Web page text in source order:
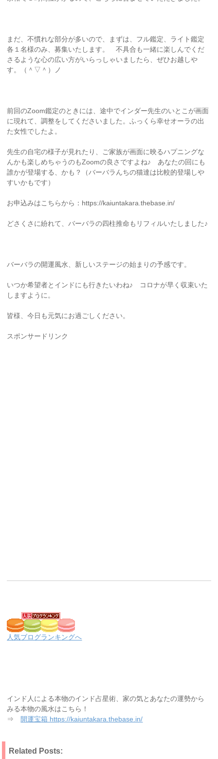
まだ、不慣れな部分が多いので、まずは、フル鑑定、ライト鑑定
各１名様のみ、募集いたします。 不具合も一緒に楽しんでくだ
さるような心の広い方がいらっしゃいましたら、ぜひお越しや
す。（＾▽＾）ノ
前回のZoom鑑定のときには、途中でインダー先生のいとこが画面
に現れて、調整をしてくださいました。ふっくら幸せオーラの出
た女性でしたよ。
先生の自宅の様子が見れたり、ご家族が画面に映るハプニングな
んかも楽しめちゃうのもZoomの良さですよね♪ あなたの回にも
誰かが登場する、かも？（バーバラんちの猫達は比較的登場しや
すいかもです）
お申込みはこちらから：https://kaiuntakara.thebase.in/
どさくさに紛れて、バーバラの四柱推命もリフィルいたしました♪
バーバラの開運風水、新しいステージの始まりの予感です。
いつか希望者とインドにも行きたいわね♪ コロナが早く収束いた
しますように。
皆様、今日も元気にお過ごしください。
スポンサードリンク
人気ブログランキングへ
インド人による本物のインド占星術、家の気とあなたの運勢から
みる本物の風水はこちら！
⇒ 開運宝箱 https://kaiuntakara.thebase.in/
Related Posts: